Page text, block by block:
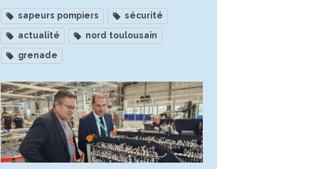
sapeurs pompiers
sécurité
actualité
nord toulousain
grenade